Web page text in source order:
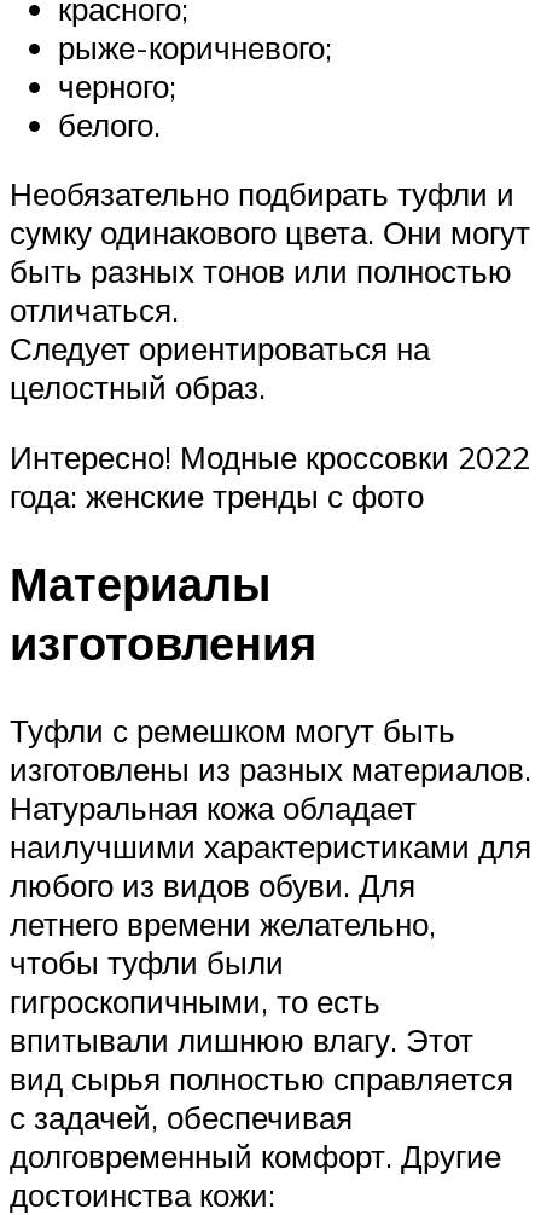
красного;
рыже-коричневого;
черного;
белого.
Необязательно подбирать туфли и
сумку одинакового цвета. Они могут
быть разных тонов или полностью
отличаться.
Следует ориентироваться на
целостный образ.
Интересно! Модные кроссовки 2022
года: женские тренды с фото
Материалы
изготовления
Туфли с ремешком могут быть
изготовлены из разных материалов.
Натуральная кожа обладает
наилучшими характеристиками для
любого из видов обуви. Для
летнего времени желательно,
чтобы туфли были
гигроскопичными, то есть
впитывали лишнюю влагу. Этот
вид сырья полностью справляется
с задачей, обеспечивая
долговременный комфорт. Другие
достоинства кожи: